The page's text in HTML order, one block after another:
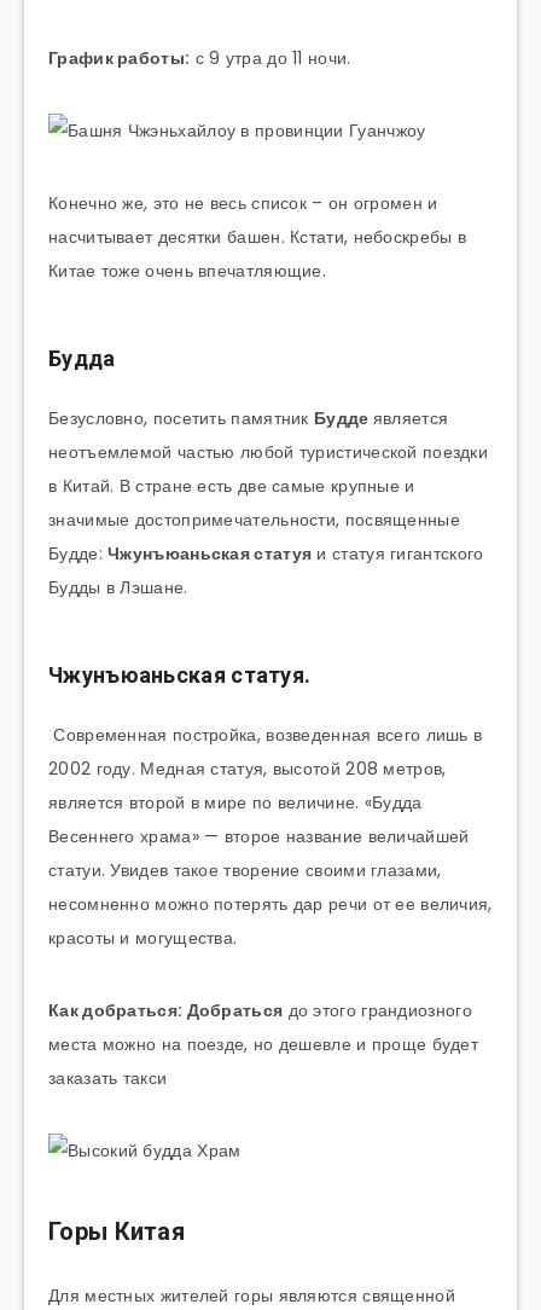
График работы: с 9 утра до 11 ночи.
Конечно же, это не весь список – он огромен и
насчитывает десятки башен. Кстати, небоскребы в
Китае тоже очень впечатляющие.
Будда
Безусловно, посетить памятник Будде является
неотъемлемой частью любой туристической поездки
в Китай. В стране есть две самые крупные и
значимые достопримечательности, посвященные
Будде:Чжунъюаньская статуя и статуя гигантского
Будды в Лэшане.
Чжунъюаньская статуя.
Современная постройка, возведенная всего лишь в
2002 году. Медная статуя, высотой 208 метров,
является второй в мире по величине. «Будда
Весеннего храма» — второе название величайшей
статуи. Увидев такое творение своими глазами,
несомненно можно потерять дар речи от ее величия,
красоты и могущества.
Как добраться: Добраться до этого грандиозного
места можно на поезде, но дешевле и проще будет
заказать такси
Горы Китая
Для местных жителей горы являются священной